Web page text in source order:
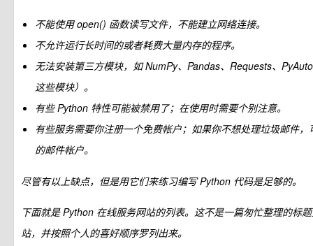
不能使用 open() 函数读写文件，不能建立网络连接。
不允许运行长时间的或者耗费大量内存的程序。
无法安装第三方模块，如 NumPy、Pandas、Requests、
这些模块）。
有些 Python 特性可能被禁用了；在使用时需要个别注意。
有些服务需要你注册一个免费帐户；如果你不想处理垃圾邮件
的邮件帐户。
尽管有以上缺点，但是用它们来练习编写 Python 代码是足够的。
下面就是 Python 在线服务网站的列表。这不是一篇匆忙整理的标
站，并按照个人的喜好顺序罗列出来。